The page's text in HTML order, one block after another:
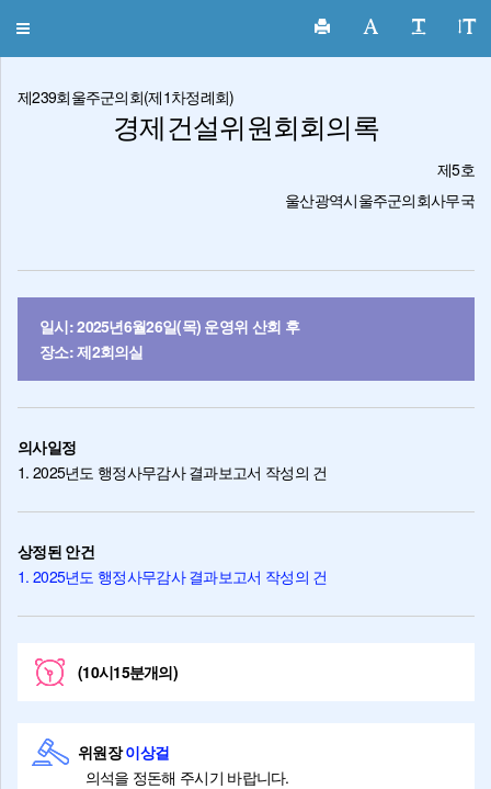
울주군의회 회의록
Toggle
제239회울주군의회(제1차정례회)
경제건설위원회회의록
제5호
울산광역시울주군의회사무국
일시: 2025년6월26일(목) 운영위 산회 후
장소: 제2회의실
의사일정
1. 2025년도 행정사무감사 결과보고서 작성의 건
상정된 안건
1. 2025년도 행정사무감사 결과보고서 작성의 건
(10시15분개의)
위원장이상걸
의석을 정돈해 주시기 바랍니다.